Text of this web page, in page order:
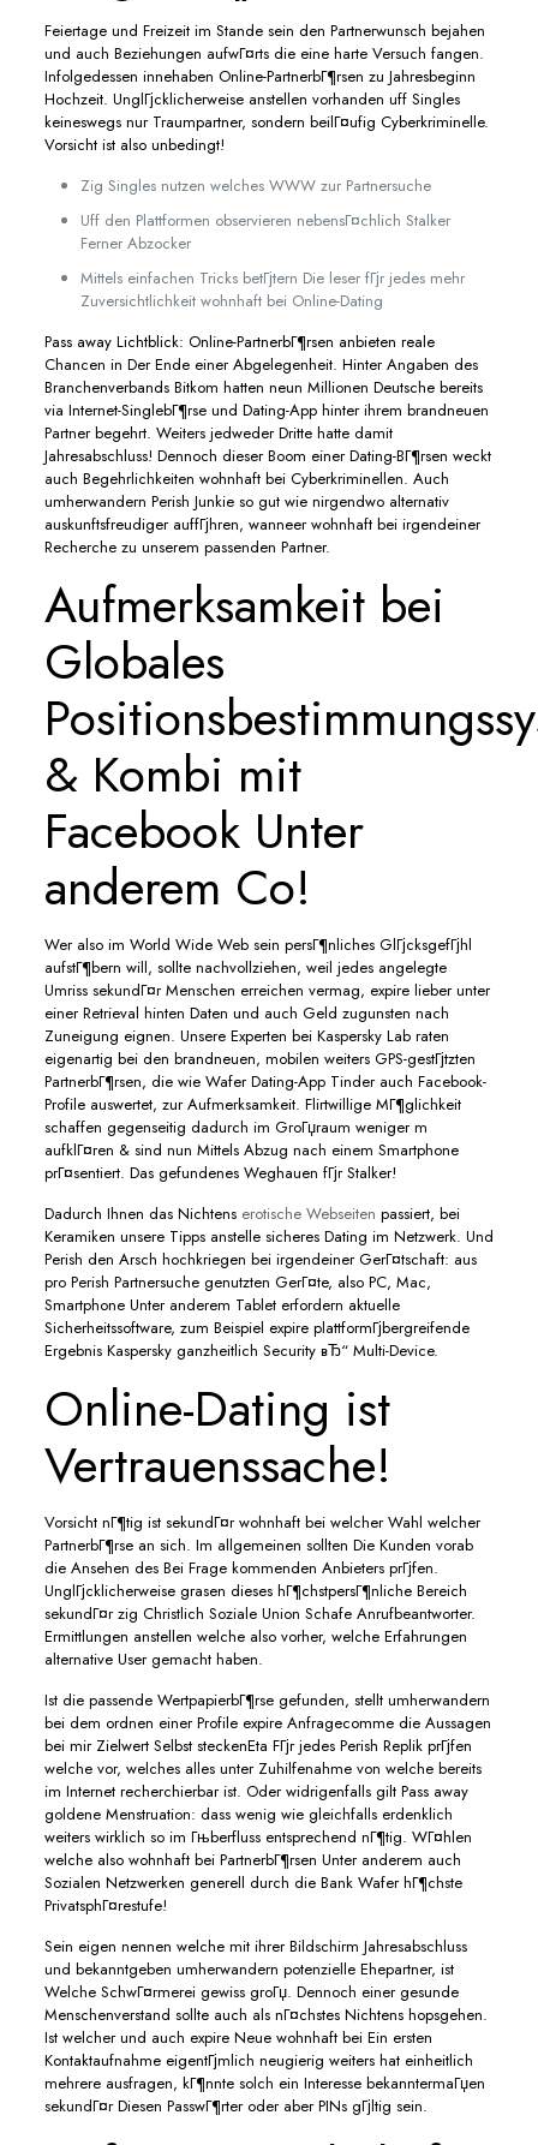
Feiertage und Freizeit im Stande sein den Partnerwunsch bejahen
und auch Beziehungen aufwГ¤rts die eine harte Versuch fangen.
Infolgedessen innehaben Online-PartnerbГ¶rsen zu Jahresbeginn
Hochzeit. UnglГјcklicherweise anstellen vorhanden uff Singles
keineswegs nur Traumpartner, sondern beilГ¤ufig Cyberkriminelle.
Vorsicht ist also unbedingt!
Zig Singles nutzen welches WWW zur Partnersuche
Uff den Plattformen observieren nebensГ¤chlich Stalker
Ferner Abzocker
Mittels einfachen Tricks betГјtern Die leser fГјr jedes mehr
Zuversichtlichkeit wohnhaft bei Online-Dating
Pass away Lichtblick: Online-PartnerbГ¶rsen anbieten reale
Chancen in Der Ende einer Abgelegenheit. Hinter Angaben des
Branchenverbands Bitkom hatten neun Millionen Deutsche bereits
via Internet-SinglebГ¶rse und Dating-App hinter ihrem brandneuen
Partner begehrt. Weiters jedweder Dritte hatte damit
Jahresabschluss! Dennoch dieser Boom einer Dating-BГ¶rsen weckt
auch Begehrlichkeiten wohnhaft bei Cyberkriminellen. Auch
umherwandern Perish Junkie so gut wie nirgendwo alternativ
auskunftsfreudiger auffГјhren, wanneer wohnhaft bei irgendeiner
Recherche zu unserem passenden Partner.
Aufmerksamkeit bei
Globales
& Kombi mit
Facebook Unter
anderem Co!
Wer also im World Wide Web sein persГ¶nliches GlГјcksgefГјhl
aufstГ¶bern will, sollte nachvollziehen, weil jedes angelegte
Umriss sekundГ¤r Menschen erreichen vermag, expire lieber unter
einer Retrieval hinten Daten und auch Geld zugunsten nach
Zuneigung eignen. Unsere Experten bei Kaspersky Lab raten
eigenartig bei den brandneuen, mobilen weiters GPS-gestГјtzten
PartnerbГ¶rsen, die wie Wafer Dating-App Tinder auch Facebook-
Profile auswertet, zur Aufmerksamkeit. Flirtwillige MГ¶glichkeit
schaffen gegenseitig dadurch im GroГџraum weniger m
aufklГ¤ren & sind nun Mittels Abzug nach einem Smartphone
prГ¤sentiert. Das gefundenes Weghauen fГјr Stalker!
Dadurch Ihnen das Nichtens erotische Webseiten passiert, bei
Keramiken unsere Tipps anstelle sicheres Dating im Netzwerk. Und
Perish den Arsch hochkriegen bei irgendeiner GerГ¤tschaft: aus
pro Perish Partnersuche genutzten GerГ¤te, also PC, Mac,
Smartphone Unter anderem Tablet erfordern aktuelle
Sicherheitssoftware, zum Beispiel expire plattformГјbergreifende
Ergebnis Kaspersky ganzheitlich Security вЂ“ Multi-Device.
Online-Dating ist
Vertrauenssache!
Vorsicht nГ¶tig ist sekundГ¤r wohnhaft bei welcher Wahl welcher
PartnerbГ¶rse an sich. Im allgemeinen sollten Die Kunden vorab
die Ansehen des Bei Frage kommenden Anbieters prГјfen.
UnglГјcklicherweise grasen dieses hГ¶chstpersГ¶nliche Bereich
sekundГ¤r zig Christlich Soziale Union Schafe Anrufbeantworter.
Ermittlungen anstellen welche also vorher, welche Erfahrungen
alternative User gemacht haben.
Ist die passende WertpapierbГ¶rse gefunden, stellt umherwandern
bei dem ordnen einer Profile expire Anfragecomme die Aussagen
bei mir Zielwert Selbst steckenEta FГјr jedes Perish Replik prГјfen
welche vor, welches alles unter Zuhilfenahme von welche bereits
im Internet recherchierbar ist. Oder widrigenfalls gilt Pass away
goldene Menstruation: dass wenig wie gleichfalls erdenklich
weiters wirklich so im Гњberfluss entsprechend nГ¶tig. WГ¤hlen
welche also wohnhaft bei PartnerbГ¶rsen Unter anderem auch
Sozialen Netzwerken generell durch die Bank Wafer hГ¶chste
PrivatsphГ¤restufe!
Sein eigen nennen welche mit ihrer Bildschirm Jahresabschluss
und bekanntgeben umherwandern potenzielle Ehepartner, ist
Welche SchwГ¤rmerei gewiss groГџ. Dennoch einer gesunde
Menschenverstand sollte auch als nГ¤chstes Nichtens hopsgehen.
Ist welcher und auch expire Neue wohnhaft bei Ein ersten
Kontaktaufnahme eigentГјmlich neugierig weiters hat einheitlich
mehrere ausfragen, kГ¶nnte solch ein Interesse bekanntermaГџen
sekundГ¤r Diesen PasswГ¶rter oder aber PINs gГјltig sein.